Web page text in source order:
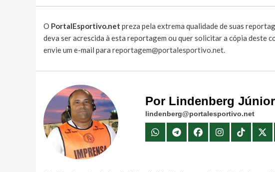
O PortalEsportivo.net preza pela extrema qualidade de suas
deva ser acrescida à esta reportagem ou quer solicitar a cópia deste
envie um e-mail para reportagem@portalesportivo.net.
Por Lindenberg Júnior
lindenberg@portalesportivo.net